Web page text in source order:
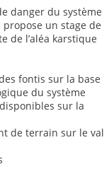
danger du système
propose un stage de
de l’aléa karstique
fontis sur la base
du système
sur la
de terrain sur le val